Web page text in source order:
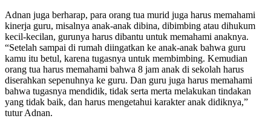
Adnan juga berharap, para orang tua murid juga harus memahami
kinerja guru, misalnya anak-anak dibina, dibimbing atau dihukum
kecil-kecilan, gurunya harus dibantu untuk memahami anaknya.
“Setelah sampai di rumah diingatkan ke anak-anak bahwa guru
kamu itu betul, karena tugasnya untuk membimbing. Kemudian
orang tua harus memahami bahwa 8 jam anak di sekolah harus
diserahkan sepenuhnya ke guru. Dan guru juga harus memahami
bahwa tugasnya mendidik, tidak serta merta melakukan tindakan
yang tidak baik, dan harus mengetahui karakter anak didiknya,”
tutur Adnan.